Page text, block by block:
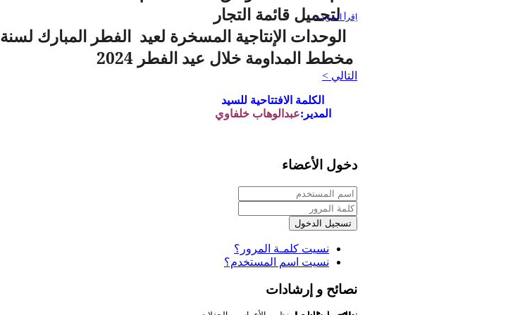
اِقرأ المزيد...
لتحميل قائمة التجار
الوحدات الإنتاجية المسخرة لعيد الفطر المبارك لسنة 2024
مخطط المداومة خلال عيد الفطر 2024
التالي >
الكلمة الافتتاحية للسيد
المدير:عبدالوهاب خلفاوي
دخول الأعضاء
تسجيل الدخول
نسيت كلمـة المرور؟
نسيت اسم المستخدم؟
نصائح و إرشادات